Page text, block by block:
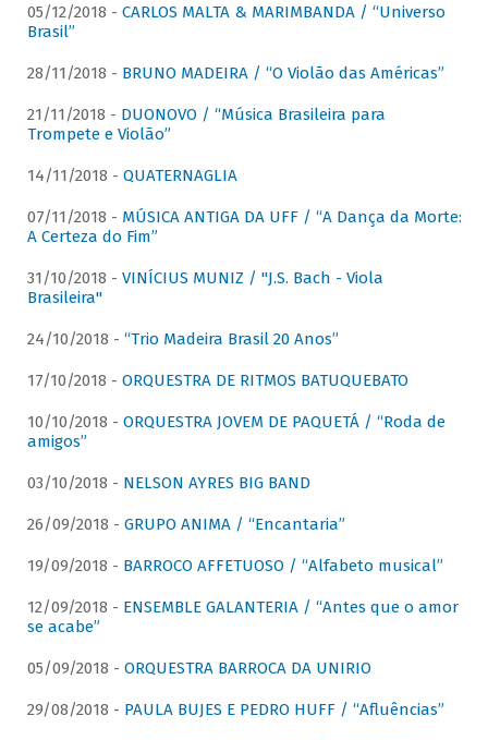
05/12/2018 - CARLOS MALTA & MARIMBANDA / “Universo
Brasil”
28/11/2018 - BRUNO MADEIRA / “O Violão das Américas”
21/11/2018 - DUONOVO / “Música Brasileira para
Trompete e Violão”
14/11/2018 - QUATERNAGLIA
07/11/2018 - MÚSICA ANTIGA DA UFF / “A Dança da Morte:
A Certeza do Fim”
31/10/2018 - VINÍCIUS MUNIZ / "J.S. Bach - Viola
Brasileira"
24/10/2018 - “Trio Madeira Brasil 20 Anos”
17/10/2018 - ORQUESTRA DE RITMOS BATUQUEBATO
10/10/2018 - ORQUESTRA JOVEM DE PAQUETÁ / “Roda de
amigos”
03/10/2018 - NELSON AYRES BIG BAND
26/09/2018 - GRUPO ANIMA / “Encantaria”
19/09/2018 - BARROCO AFFETUOSO / “Alfabeto musical”
12/09/2018 - ENSEMBLE GALANTERIA / “Antes que o amor
se acabe”
05/09/2018 - ORQUESTRA BARROCA DA UNIRIO
29/08/2018 - PAULA BUJES E PEDRO HUFF / “Afluências”